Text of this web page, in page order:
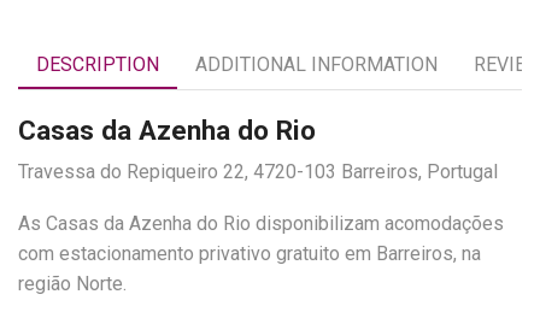
DESCRIPTION ADDITIONAL INFORMATION
Casas da Azenha do Rio
Travessa do Repiqueiro 22, 4720-103 Barreiros, Portugal
As Casas da Azenha do Rio disponibilizam acomodações
com estacionamento privativo gratuito em Barreiros, na
região Norte.